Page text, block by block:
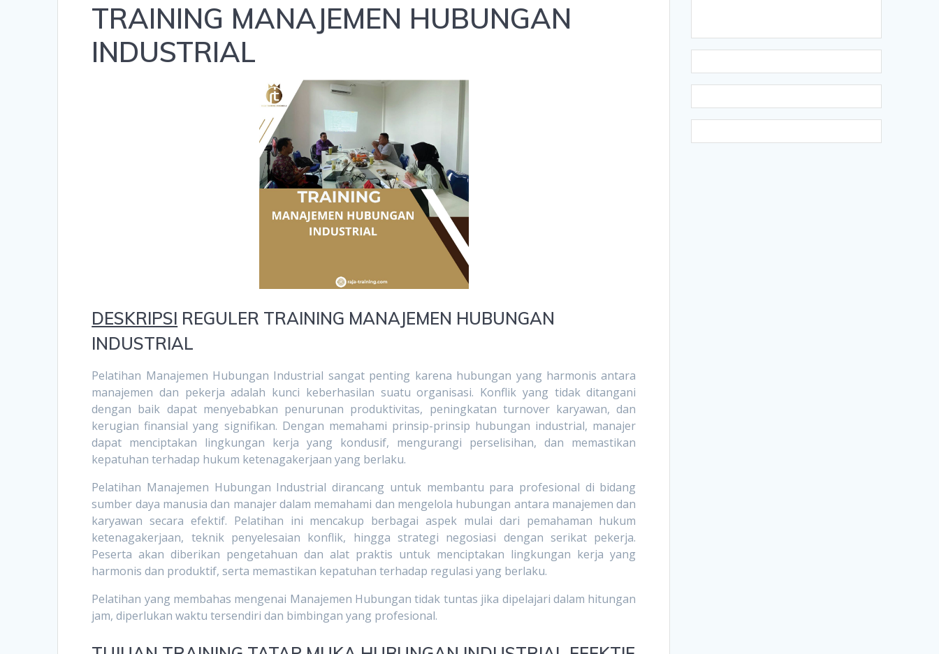
TRAINING MANAJEMEN HUBUNGAN
INDUSTRIAL
DESKRIPSI REGULER TRAINING MANAJEMEN HUBUNGAN
INDUSTRIAL
Pelatihan Manajemen Hubungan Industrial sangat penting karena hubungan yang harmonis antara
manajemen dan pekerja adalah kunci keberhasilan suatu organisasi. Konflik yang tidak ditangani
dengan baik dapat menyebabkan penurunan produktivitas, peningkatan turnover karyawan, dan
kerugian finansial yang signifikan. Dengan memahami prinsip-prinsip hubungan industrial, manajer
dapat menciptakan lingkungan kerja yang kondusif, mengurangi perselisihan, dan memastikan
kepatuhan terhadap hukum ketenagakerjaan yang berlaku.
Pelatihan Manajemen Hubungan Industrial dirancang untuk membantu para profesional di bidang
sumber daya manusia dan manajer dalam memahami dan mengelola hubungan antara manajemen dan
karyawan secara efektif. Pelatihan ini mencakup berbagai aspek mulai dari pemahaman hukum
ketenagakerjaan, teknik penyelesaian konflik, hingga strategi negosiasi dengan serikat pekerja.
Peserta akan diberikan pengetahuan dan alat praktis untuk menciptakan lingkungan kerja yang
harmonis dan produktif, serta memastikan kepatuhan terhadap regulasi yang berlaku.
Pelatihan yang membahas mengenai Manajemen Hubungan tidak tuntas jika dipelajari dalam hitungan
jam, diperlukan waktu tersendiri dan bimbingan yang profesional.